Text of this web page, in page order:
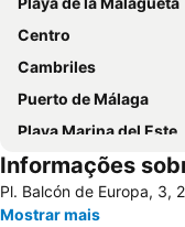
Centro
Cambriles
Puerto de Málaga
Playa Marina del Este
Catedral da
Carabeillo
Informações
Pl. Balcón de Europa, 3,
Mostrar mais